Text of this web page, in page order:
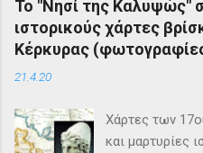
Το "Νησί της Καλυψώς"
ιστορικούς χάρτες
Κέρκυρας
21.4.20
Χάρτες των
και μαρτυρίες